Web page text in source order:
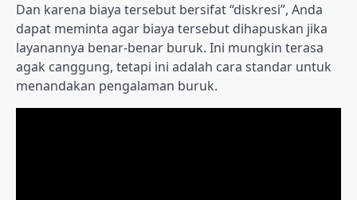
Dan karena biaya tersebut bersifat “diskresi”, Anda
dapat meminta agar biaya tersebut dihapuskan jika
layanannya benar-benar buruk. Ini mungkin terasa
agak canggung, tetapi ini adalah cara standar untuk
menandakan pengalaman buruk.